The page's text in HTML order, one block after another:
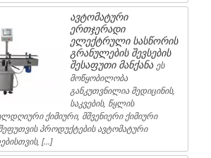
ავტომატური
ერთჯერადი
ელექტრული სასწორის
გრანულების შევსების
შესაფუთი მანქანა ეს
მოწყობილობა
განკუთვნილია მედიცინის,
საკვების, წყლის
ქიმიური, მშვენიერი ქიმიური
პროდუქტების ავტომატური
[…]